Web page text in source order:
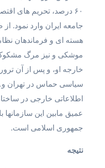
۶۰ درصد، تحریم های
جامعه ایران وارد نمود.
هسته ای و فرماندهان
موشکی و نیز مرگ مشکوک
خارجه او، و پس از آن
سیاسی حماس در تهران
اطلاعاتی خارجی در
عمیق مابین این سازمانها
جمهوری اسلامی است.
نتیجه